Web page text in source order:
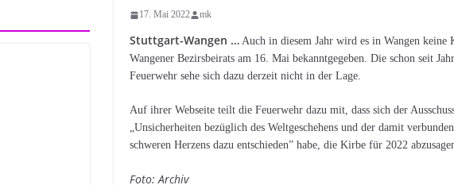
17. Mai 2022 mk
Stuttgart-Wangen … Auch in diesem Jahr wird es in Wangen
Wangener Bezirsbeirats am 16. Mai bekanntgegeben. Die schon seit
Feuerwehr sehe sich dazu derzeit nicht in der Lage.
Auf ihrer Webseite teilt die Feuerwehr dazu mit, dass sich der
„Unsicherheiten bezüglich des Weltgeschehens und der damit
schweren Herzens dazu entschieden” habe, die Kirbe für 2022
Foto: Archiv